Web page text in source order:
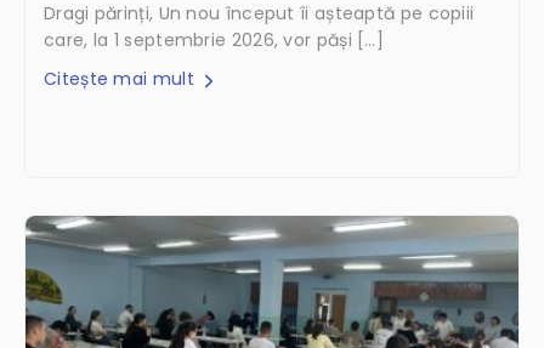
Dragi părinți, Un nou început îi așteaptă pe copiii
care, la 1 septembrie 2026, vor păși […]
Citește mai mult